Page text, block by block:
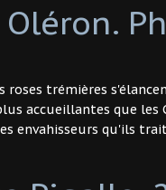
roses trémières
accueillantes que les
envahisseurs qu'ils